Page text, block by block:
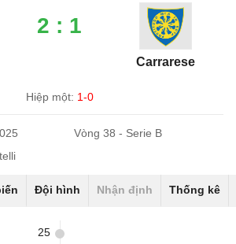
2 : 1
Carrarese
Hiệp một: 1-0
Vòng 38 - Serie B
Đội hình Nhận định Thống kê
25